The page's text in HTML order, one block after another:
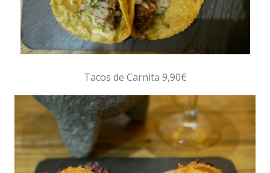
Tacos de Carnita 9,90€